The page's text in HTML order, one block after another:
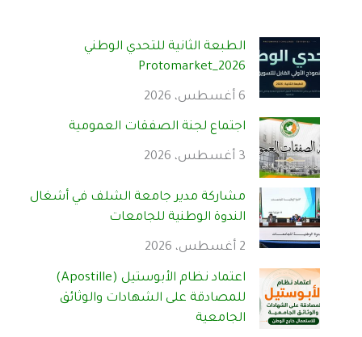
الطبعة الثانية للتحدي الوطني
Protomarket_2026
6 أغسطس، 2026
اجتماع لجنة الصفقات العمومية
3 أغسطس، 2026
مشاركة مدير جامعة الشلف في أشغال
الندوة الوطنية للجامعات
2 أغسطس، 2026
اعتماد نظام الأبوستيل (Apostille)
للمصادقة على الشهادات والوثائق
الجامعية